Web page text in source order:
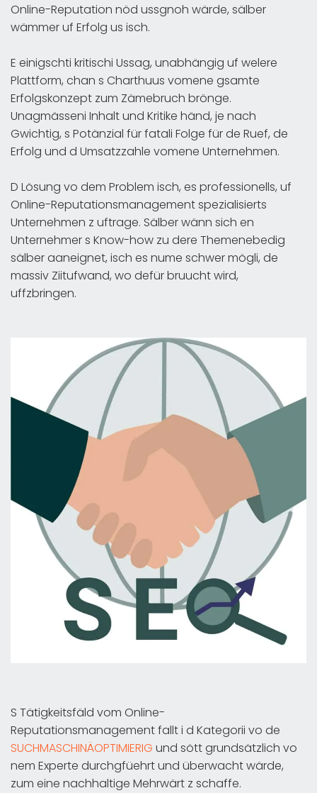
Online-Reputation nöd ussgnoh wärde, sälber
wämmer uf Erfolg us isch.
E einigschti kritischi Ussag, unabhängig uf welere
Plattform, chan s Charthuus vomene gsamte
Erfolgskonzept zum Zämebruch brönge.
Unagmässeni Inhalt und Kritike händ, je nach
Gwichtig, s Potänzial für fatali Folge für de Ruef, de
Erfolg und d Umsatzzahle vomene Unternehmen.
D Lösung vo dem Problem isch, es professionells, uf
Online-Reputationsmanagement spezialisierts
Unternehmen z uftrage. Sälber wänn sich en
Unternehmer s Know-how zu dere Themenebedig
sälber aaneignet, isch es nume schwer mögli, de
massiv Ziitufwand, wo defür bruucht wird,
uffzbringen.
S Tätigkeitsfäld vom Online-
Reputationsmanagement fallt i d Kategorii vo de
SUCHMASCHINÄOPTIMIERIG und sött grundsätzlich vo
nem Experte durchgfüehrt und überwacht wärde,
zum eine nachhaltige Mehrwärt z schaffe.